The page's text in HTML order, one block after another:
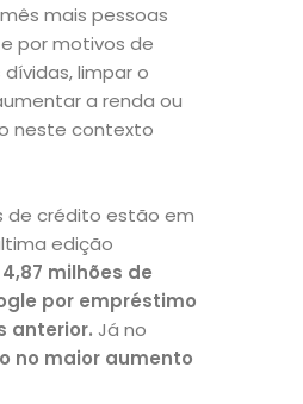
mais pessoas
por motivos de
limpar o
a renda ou
neste contexto
de crédito estão em
edição
milhões de
por empréstimo
anterior. Já no
no maior aumento